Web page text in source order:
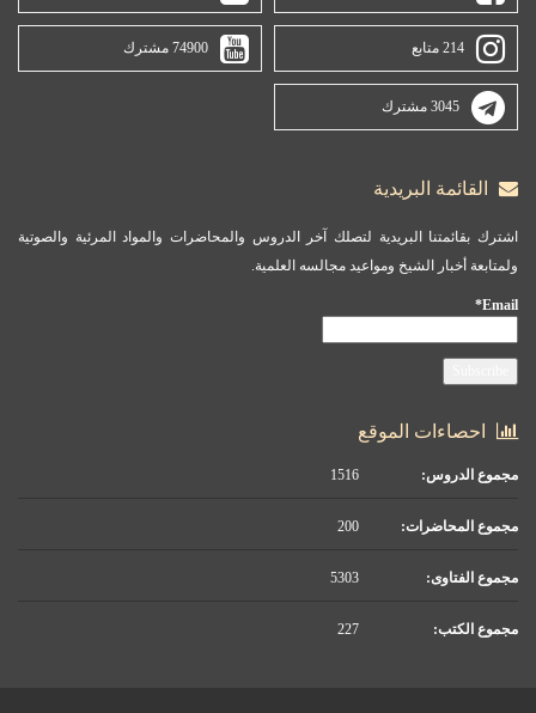
214 متابع 74900 مشترك
3045 مشترك
القائمة البريدية
اشترك بقائمتنا البريدية لتصلك آخر الدروس والمحاضرات والمواد المرئية والصوتية
ولمتابعة أخبار الشيخ ومواعيد مجالسه العلمية.
Email*
احصاءات الموقع
مجموع الدروس:
مجموع المحاضرات:
مجموع الفتاوى:
مجموع الكتب: